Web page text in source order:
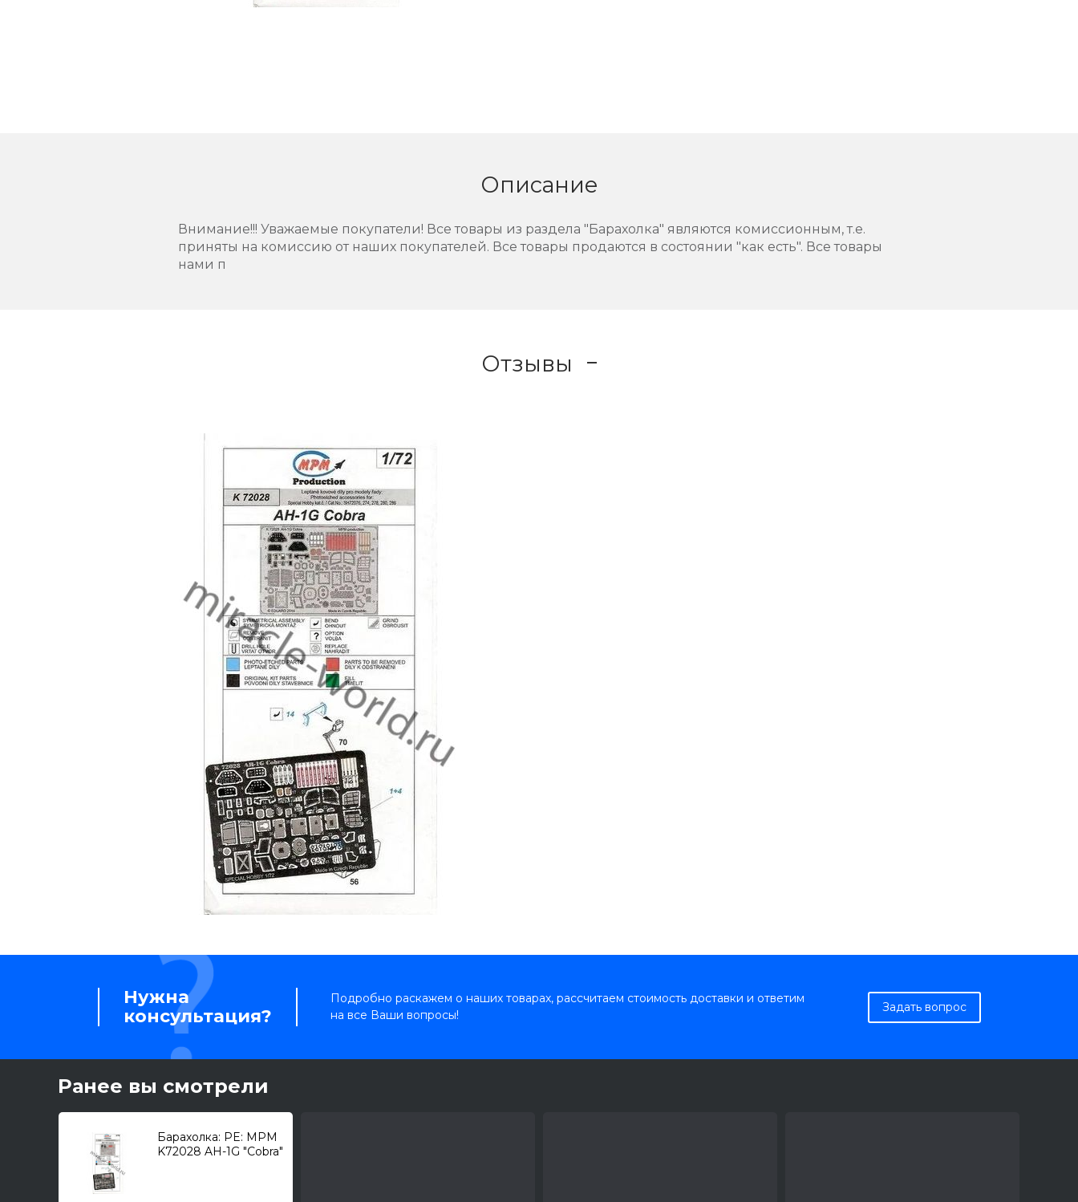
Описание
Внимание!!! Уважаемые покупатели! Все товары из раздела "Барахолка" являются комиссионным, т.е.
приняты на комиссию от наших покупателей. Все товары продаются в состоянии "как есть". Все товары
нами п
Отзывы
Нужна
консультация?
Подробно раскажем о наших товарах, рассчитаем стоимость доставки и ответим
на все Ваши вопросы!
Задать вопрос
Ранее вы смотрели
Барахолка: PE: MPM
K72028 AH-1G "Cobra"